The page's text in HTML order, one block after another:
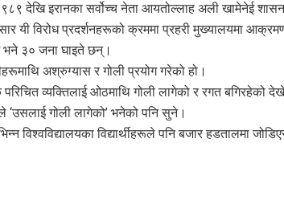
देखि इरानका सर्वोच्च नेता आयतोल्लाह अली खामेनेई
यी विरोध प्रदर्शनहरूको क्रममा प्रहरी मुख्यालयमा
३० जना घाइते छन्।
अश्रुग्यास र गोली प्रयोग गरेको हो।
परिचित व्यक्तिलाई ओठमाथि गोली लागेको र रगत बगिरहेको
गोली लागेको’ भनेको पनि सुने।
विश्वविद्यालयका विद्यार्थीहरूले पनि बजार हडतालमा